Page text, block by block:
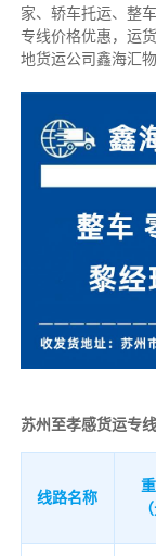
家、轿车托运、整
专线价格优惠，运
地货运公司鑫海汇
苏州至孝感货运专
线路名称